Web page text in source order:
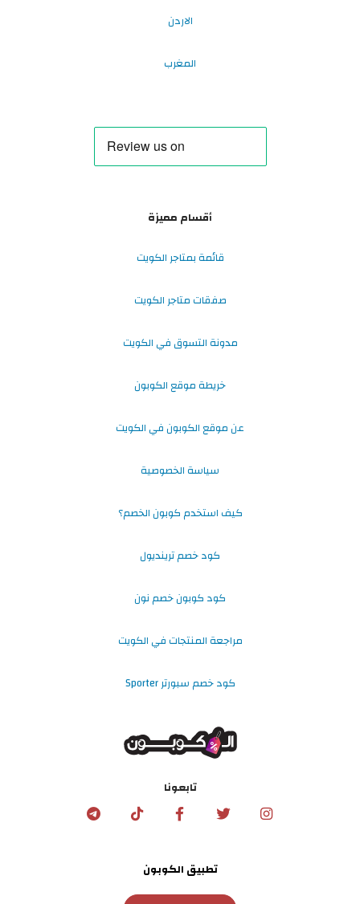
الاردن
المغرب
أقسام مميزة
قائمة بمتاجر الكويت
صفقات متاجر الكويت
مدونة التسوق في الكويت
خريطة موقع الكوبون
عن موقع الكوبون في الكويت
سياسة الخصوصية
كيف استخدم كوبون الخصم؟
كود خصم ترينديول
كود كوبون خصم نون
مراجعة المنتجات في الكويت
كود خصم سبورتر Sporter
تابعونا
تطبيق الكوبون